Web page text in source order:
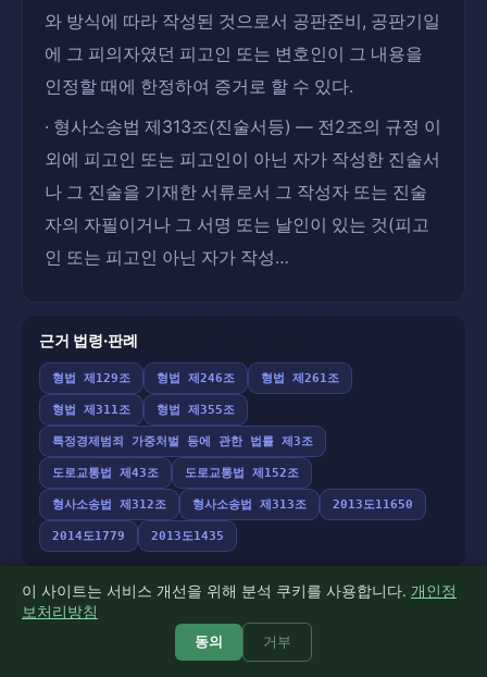
와 방식에 따라 작성된 것으로서 공판준비, 공판기일
에 그 피의자였던 피고인 또는 변호인이 그 내용을
인정할 때에 한정하여 증거로 할 수 있다.
· 형사소송법 제313조(진술서등) — 전2조의 규정 이
외에 피고인 또는 피고인이 아닌 자가 작성한 진술서
나 그 진술을 기재한 서류로서 그 작성자 또는 진술
자의 자필이거나 그 서명 또는 날인이 있는 것(피고
인 또는 피고인 아닌 자가 작성…
근거 법령·판례
형법 제129조 형법 제246조 형법 제261조
형법 제311조 형법 제355조
특정경제범죄 가중처벌 등에 관한 법률 제3조
도로교통법 제43조 도로교통법 제152조
형사소송법 제312조 형사소송법 제313조 2013도11650
2014도1779 2013도1435
공식 문제·정답은
국가법령정보센터(law.go.kr)
이 사이트는 서비스 개선을 위해 분석 쿠키를 사용합니다. 개인정
보처리방침
동의 거부